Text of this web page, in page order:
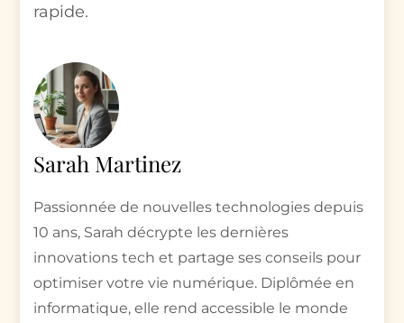
rapide.
Sarah Martinez
Passionnée de nouvelles technologies depuis
10 ans, Sarah décrypte les dernières
innovations tech et partage ses conseils pour
optimiser votre vie numérique. Diplômée en
informatique, elle rend accessible le monde